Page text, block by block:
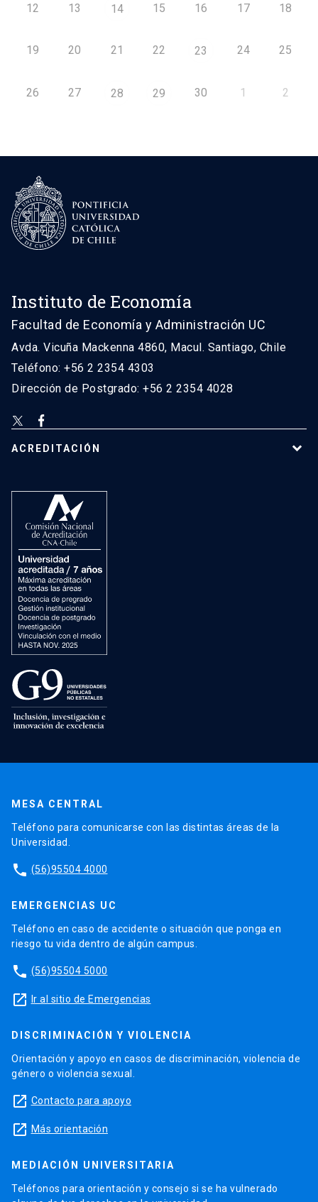
12 13 14 15 16 17 18
19 20 21 22 23 24 25
26 27 28 29 30 1 2
Instituto de Economía
Facultad de Economía y Administración UC
Avda. Vicuña Mackenna 4860, Macul. Santiago, Chile
Teléfono: +56 2 2354 4303
Dirección de Postgrado: +56 2 2354 4028
ACREDITACIÓN
MESA CENTRAL
Teléfono para comunicarse con las distintas áreas de la
Universidad.
phone (56)95504 4000
EMERGENCIAS UC
Teléfono en caso de accidente o situación que ponga en
riesgo tu vida dentro de algún campus.
phone (56)95504 5000
launch Ir al sitio de Emergencias
DISCRIMINACIÓN Y VIOLENCIA
Orientación y apoyo en casos de discriminación, violencia de
género o violencia sexual.
launch Contacto para apoyo
launch Más orientación
MEDIACIÓN UNIVERSITARIA
Teléfonos para orientación y consejo si se ha vulnerado